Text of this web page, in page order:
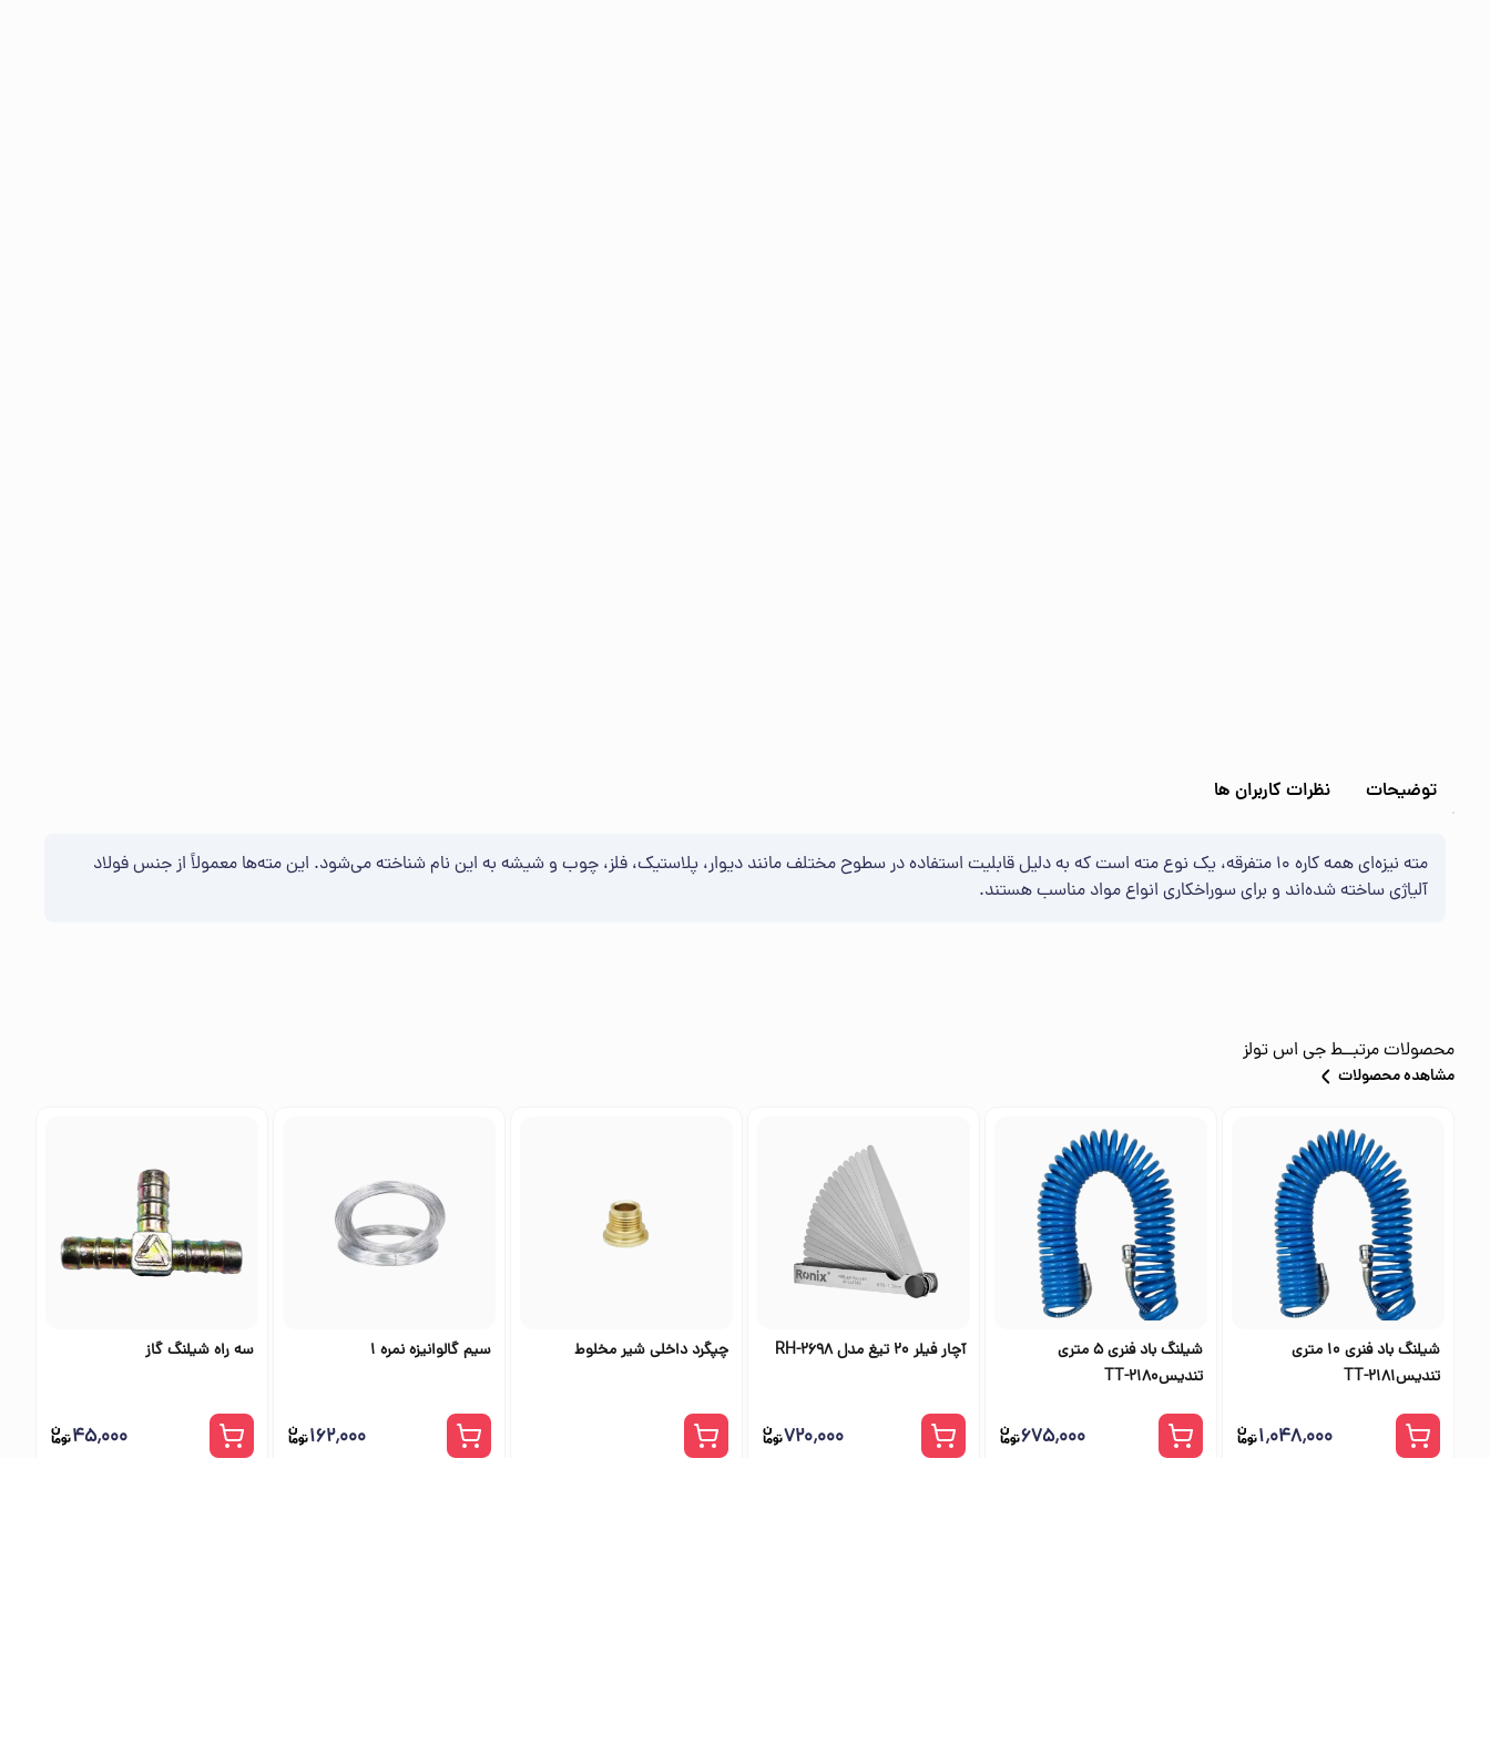
توضیحات نظرات کاربران ها
مته نیزه‌ای همه کاره ۱۰ متفرقه، یک نوع مته است که به دلیل قابلیت استفاده در سطوح مختلف مانند دیوار، پلاستیک، فلز، چوب و شیشه به این نام شناخته می‌شود. این مته‌ها معمولاً از جنس فولاد
آلیاژی ساخته شده‌اند و برای سوراخکاری انواع مواد مناسب هستند.
محصولات مرتبــطجی اس تولز
مشاهده محصولات
شیلنگ باد فنری 10 متری
تندیسTT-2181
۱٬۰۴۸٬۰۰۰
شیلنگ باد فنری 5 متری
تندیسTT-2180
۶۷۵٬۰۰۰
آچار فیلر 20 تیغ مدل RH-2698
۷۲۰٬۰۰۰
چپگرد داخلی شیر مخلوط سیم گالوانیزه نمره 1
۱۶۲٬۰۰۰
سه راه شیلنگ گاز
۴۵٬۰۰۰